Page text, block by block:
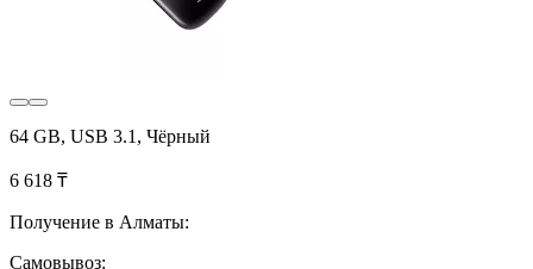
64 GB, USB 3.1, Чёрный
6 618 ₸
Получение в Алматы:
Самовывоз: